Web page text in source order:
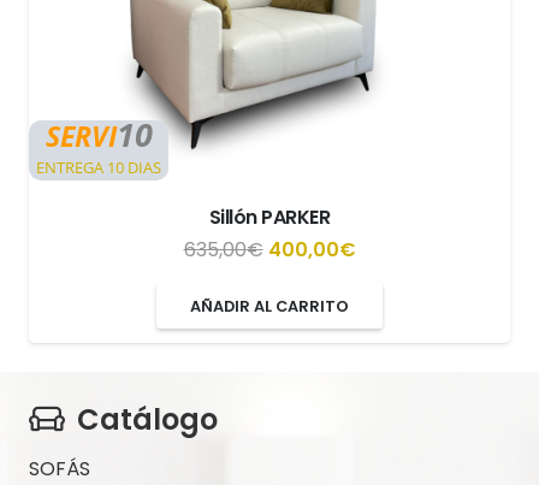
SERVI10
ENTREGA 10 DIAS
Sillón PARKER
635,00€ El
original
era:
400,00€El
es:
AÑADIR AL CARRITO
Catálogo
SOFÁS